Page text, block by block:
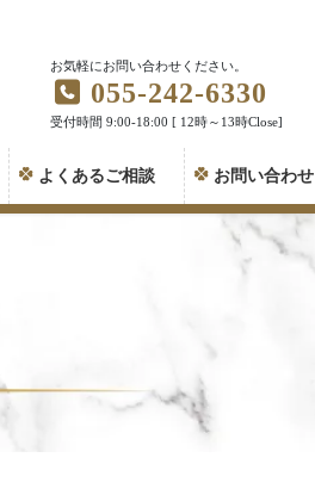
お気軽にお問い合わせください。
055-242-6330
受付時間 9:00-18:00 [ 12時～13時Close]
よくあるご相談 お問い合わせ